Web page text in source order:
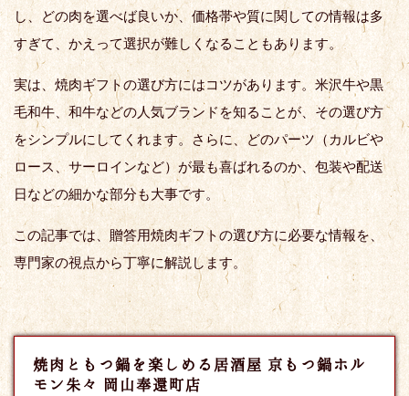
し、どの肉を選べば良いか、価格帯や質に関しての情報は多
すぎて、かえって選択が難しくなることもあります。
実は、焼肉ギフトの選び方にはコツがあります。米沢牛や黒
毛和牛、和牛などの人気ブランドを知ることが、その選び方
をシンプルにしてくれます。さらに、どのパーツ（カルビや
ロース、サーロインなど）が最も喜ばれるのか、包装や配送
日などの細かな部分も大事です。
この記事では、贈答用焼肉ギフトの選び方に必要な情報を、
専門家の視点から丁寧に解説します。
焼肉ともつ鍋を楽しめる居酒屋 京もつ鍋ホル
モン朱々 岡山奉還町店